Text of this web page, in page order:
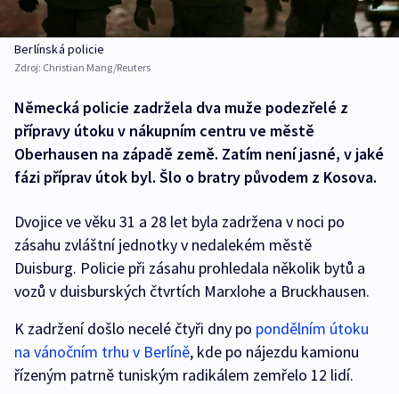
Berlínská policie
Zdroj: Christian Mang/Reuters
Německá policie zadržela dva muže podezřelé z
přípravy útoku v nákupním centru ve městě
Oberhausen na západě země. Zatím není jasné, v jaké
fázi příprav útok byl. Šlo o bratry původem z Kosova.
Dvojice ve věku 31 a 28 let byla zadržena v noci po
zásahu zvláštní jednotky v nedalekém městě
Duisburg. Policie při zásahu prohledala několik bytů a
vozů v duisburských čtvrtích Marxlohe a Bruckhausen.
K zadržení došlo necelé čtyři dny po pondělním útoku
na vánočním trhu v Berlíně, kde po nájezdu kamionu
řízeným patrně tuniským radikálem zemřelo 12 lidí.